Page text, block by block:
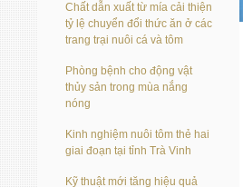
Chất dẫn xuất từ mía cải thiện
tỷ lệ chuyển đổi thức ăn ở các
trang trại nuôi cá và tôm
Phòng bệnh cho động vật
thủy sản trong mùa nắng
nóng
Kinh nghiệm nuôi tôm thẻ hai
giai đoạn tại tỉnh Trà Vinh
Kỹ thuật mới tăng hiệu quả